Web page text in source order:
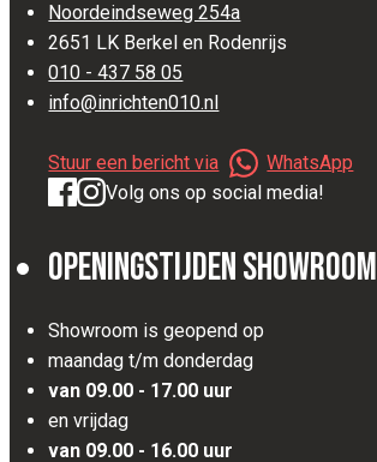
Noordeindseweg 254a
2651 LK Berkel en Rodenrijs
010 - 437 58 05
info@inrichten010.nl
Stuur een bericht via
WhatsApp
Volg ons op social media!
Openingstijden Showroom
Showroom is geopend op
maandag t/m donderdag
van 09.00 - 17.00 uur
en vrijdag
van 09.00 - 16.00 uur